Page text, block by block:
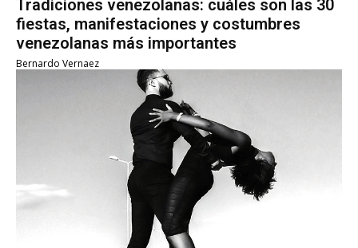
Tradiciones venezolanas: cuáles son las 30
fiestas, manifestaciones y costumbres
venezolanas más importantes
Bernardo Vernaez